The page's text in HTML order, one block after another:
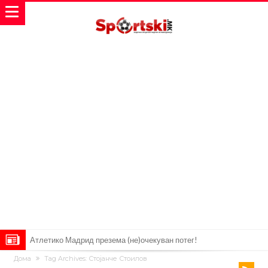
Атлетико Мадрид презема (не)очекуван потег!
Истината излезе на виделина: Родри како никој никогаш го понижи
Дома Tag Archives: Стојанче Стоилов